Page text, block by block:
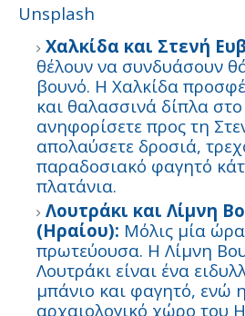
Unsplash
Χαλκίδα και Στενή
θέλουν να συνδυάσουν
βουνό. Η Χαλκίδα
και θαλασσινά δίπλα
ανηφορίσετε προς τη
απολαύσετε δροσιά,
παραδοσιακό φαγητό
πλατάνια.
Λουτράκι και Λίμνη
(Ηραίου): Μόλις μία
πρωτεύουσα. Η Λίμνη
Λουτράκι είναι ένα
μπάνιο και φαγητό, ενώ
αρχαιολογικό χώρο του